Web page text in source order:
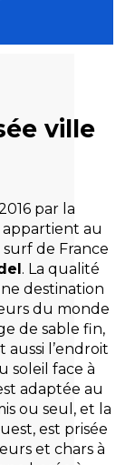
ville
par la
appartient au
de France
. La qualité
destination
du monde
de sable fin,
aussi l’endroit
soleil face à
adaptée au
ou seul, et la
est prisée
et chars à